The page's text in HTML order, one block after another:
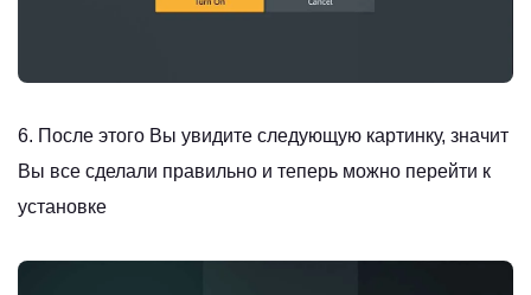
6. После этого Вы увидите следующую картинку, значит
Вы все сделали правильно и теперь можно перейти к
установке